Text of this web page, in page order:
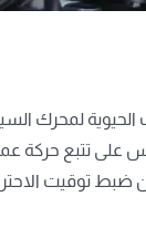
لمحرك
على تتبع حركة
توقيت